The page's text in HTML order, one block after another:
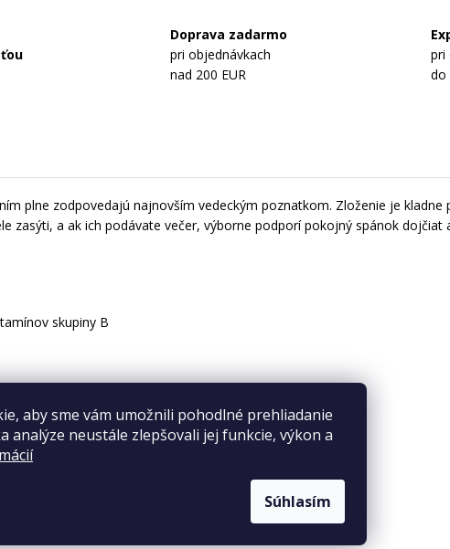
aby sme vám umožnili pohodlné prehliadanie
analýze neustále zlepšovali jej funkcie, výkon a
Súhlasím
Doprava zadarmo
pri objednávkach
nad 200 EUR
pri
do
plne zodpovedajú najnovším vedeckým poznatkom. Zloženie je kladne
zasýti, a ak ich podávate večer, výborne podporí pokojný spánok
skupiny B
normálny vývoj vašeho dieťatka: